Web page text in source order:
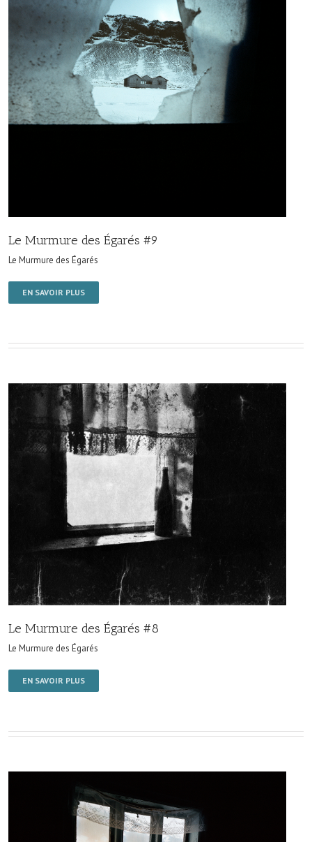
Le Murmure des Égarés #9
Le Murmure des Égarés
EN SAVOIR PLUS
Le Murmure des Égarés #8
Le Murmure des Égarés
EN SAVOIR PLUS